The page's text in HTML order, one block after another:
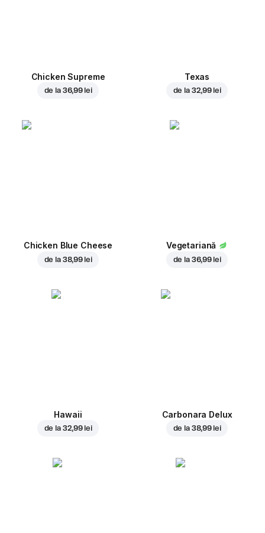
Chicken Supreme
de la 36,99 lei
Texas
de la 32,99 lei
Chicken Blue Cheese
de la 38,99 lei
Vegetariană
de la 36,99 lei
Hawaii
de la 32,99 lei
Carbonara Delux
de la 38,99 lei